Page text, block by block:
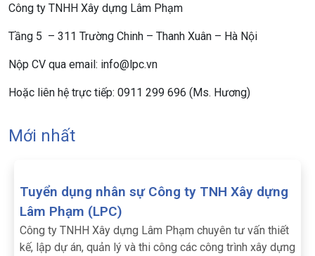
Công ty TNHH Xây dựng Lâm Phạm
Tầng 5 – 311 Trường Chinh – Thanh Xuân – Hà Nội
Nộp CV qua email: info@lpc.vn
Hoặc liên hệ trực tiếp: 0911 299 696 (Ms. Hương)
Mới nhất
Tuyển dụng nhân sự Công ty TNH Xây dựng
Lâm Phạm (LPC)
Công ty TNHH Xây dựng Lâm Phạm chuyên tư vấn thiết
kế, lập dự án, quản lý và thi công các công trình xây dựng